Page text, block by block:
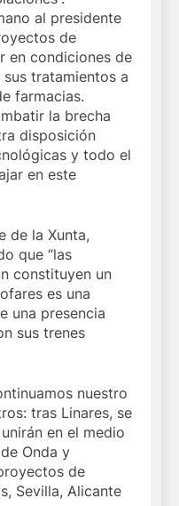
al presidente
de
en condiciones de
tratamientos a
farmacias.
la brecha
disposición
y todo el
en este
de la Xunta,
que “las
constituyen un
es una
una presencia
sus trenes
nuestro
tras Linares, se
en el medio
Onda y
de
Sevilla, Alicante